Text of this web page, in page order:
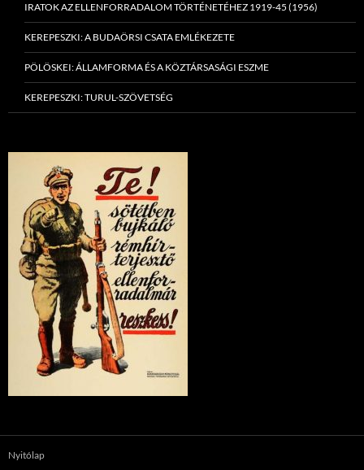
IRATOK AZ ELLENFORRADALOM TÖRTÉNETÉHEZ 1919-45 (1956)
KEREPESZKI: A BUDAÖRSI CSATA EMLÉKEZETE
PÖLÖSKEI: ÁLLAMFORMA ÉS A KÖZTÁRSASÁGI ESZME
KEREPESZKI: TURUL-SZÖVETSÉG
Nyitólap